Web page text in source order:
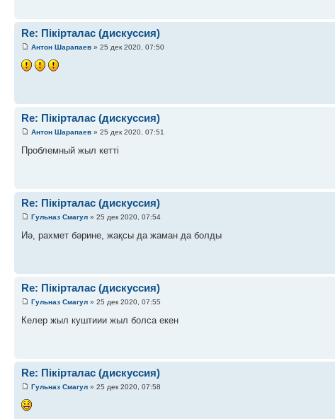
Re: Пікірталас (дискуссия)
Антон Шарапаев » 25 дек 2020, 07:50
Re: Пікірталас (дискуссия)
Антон Шарапаев » 25 дек 2020, 07:51
Проблемный жыл кетті
Re: Пікірталас (дискуссия)
Гульназ Смагул » 25 дек 2020, 07:54
Иә, рахмет бәрине, жақсы да жаман да болды
Re: Пікірталас (дискуссия)
Гульназ Смагул » 25 дек 2020, 07:55
Келер жыл куштиии жыл болса екен
Re: Пікірталас (дискуссия)
Гульназ Смагул » 25 дек 2020, 07:58